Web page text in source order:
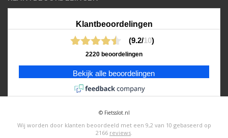
Klantbeoordelingen
(9.2/10)
2220 beoordelingen
Bekijk alle beoordelingen
© Fietsslot.nl
Wij worden door klanten beoordeeld met een 9,2 van 10 gebaseerd op
2166 reviews